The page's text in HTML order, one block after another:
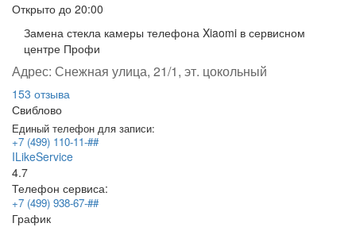
Открыто до 20:00
Замена стекла камеры телефона Xiaomi в сервисном
центре Профи
Адрес: Снежная улица, 21/1, эт. цокольный
153 отзыва
Свиблово
Единый телефон для записи:
+7 (499) 110-11-##
ILikeService
4.7
Телефон сервиса:
+7 (499) 938-67-##
График